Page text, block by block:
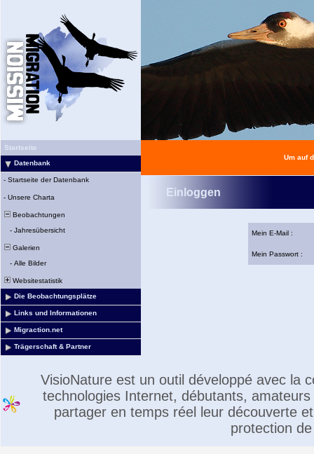
Startseite
Datenbank
- Startseite der Datenbank
- Unsere Charta
Beobachtungen
- Jahresübersicht
Galerien
- Alle Bilder
Websitestatistik
Die Beobachtungsplätze
Links und Informationen
Migraction.net
Trägerschaft & Partner
Um auf
Einloggen
Mein E-Mail :
Mein Passwort :
VisioNature est un outil développé avec la
technologies Internet, débutants,
partager en temps réel leur découverte
protection